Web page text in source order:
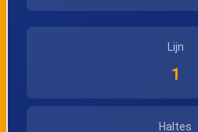
Lijn
1
Haltes